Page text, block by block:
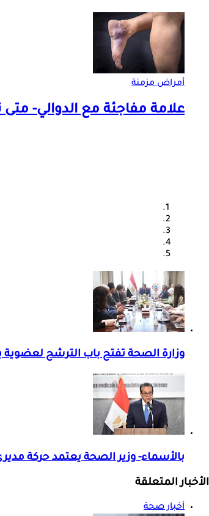
أمراض مزمنة
علامة مفاجئة مع الدوالي-
وزارة الصحة تفتح باب الترشح لعضوية
بالأسماء- وزير الصحة يعتمد حركة
الأخبار المتعلقة
أخبار صحة